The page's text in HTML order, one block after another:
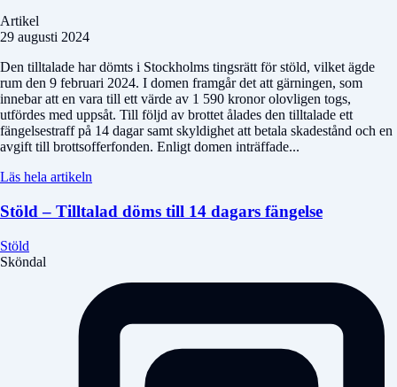
Artikel
29 augusti 2024
Den tilltalade har dömts i Stockholms tingsrätt för stöld, vilket ägde
rum den 9 februari 2024. I domen framgår det att gärningen, som
innebar att en vara till ett värde av 1 590 kronor olovligen togs,
utfördes med uppsåt. Till följd av brottet ålades den tilltalade ett
fängelsestraff på 14 dagar samt skyldighet att betala skadestånd och en
avgift till brottsofferfonden. Enligt domen inträffade...
Läs hela artikeln
Stöld – Tilltalad döms till 14 dagars fängelse
Stöld
Sköndal